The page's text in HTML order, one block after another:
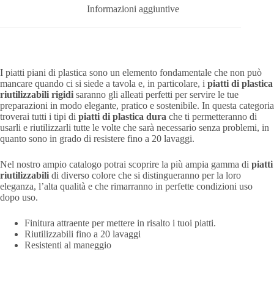
Informazioni aggiuntive
I piatti piani di plastica sono un elemento fondamentale che non può
mancare quando ci si siede a tavola e, in particolare, i piatti di plastica
riutilizzabili rigidi saranno gli alleati perfetti per servire le tue
preparazioni in modo elegante, pratico e sostenibile. In questa categoria
troverai tutti i tipi di piatti di plastica dura che ti permetteranno di
usarli e riutilizzarli tutte le volte che sarà necessario senza problemi, in
quanto sono in grado di resistere fino a 20 lavaggi.
Nel nostro ampio catalogo potrai scoprire la più ampia gamma di piatti
riutilizzabili di diverso colore che si distingueranno per la loro
eleganza, l’alta qualità e che rimarranno in perfette condizioni uso
dopo uso.
Finitura attraente per mettere in risalto i tuoi piatti.
Riutilizzabili fino a 20 lavaggi
Resistenti al maneggio